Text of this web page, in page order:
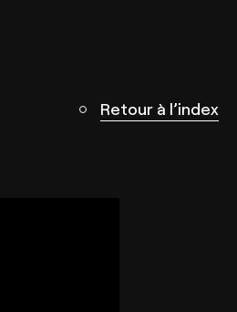
Retour à l’index